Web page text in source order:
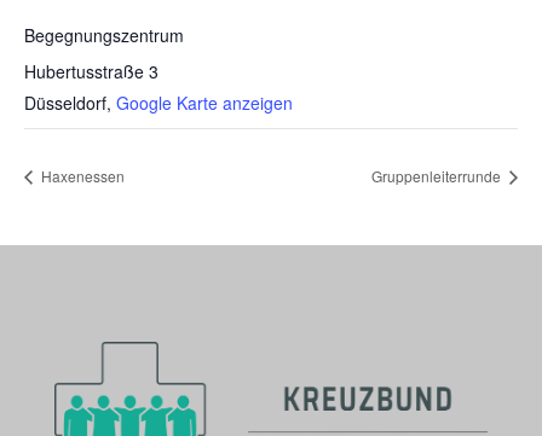
Begeg­nungs­zen­trum
Hubertusstraße 3
Düsseldorf, Google Karte anzeigen
Haxe­nes­sen Grup­pen­lei­ter­run­de